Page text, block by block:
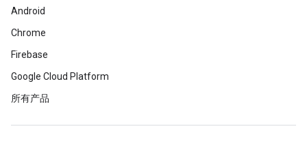
Android
Chrome
Firebase
Google Cloud Platform
所有产品